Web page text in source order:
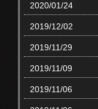
2020/01/24
2019/12/02
2019/11/29
2019/11/09
2019/11/06